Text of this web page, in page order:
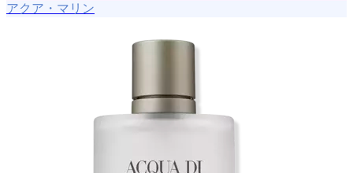
アクア・マリン